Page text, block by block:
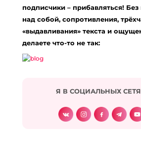
Подписаться на
подписчики – прибавляться! Без
над собой, сопротивления,
«выдавливания» текста и
делаете что-то не так:
Я В СОЦИАЛЬНЫХ